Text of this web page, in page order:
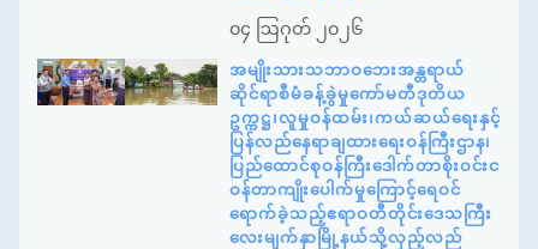
၀၄ ဩဂုတ် ၂၀၂၆
အမျိုးသားသဘာဝဘေးအန္တရာယ်
ဆိုင်ရာစီမံခန့်ခွဲမှုကော်မတီဒုတိယ
ဥက္ကဋ္ဌ၊လူမှုဝန်ထမ်း၊ကယ်ဆယ်ရေးနှင့်
ပြန်လည်နေရာချထားရေးဝန်ကြီးဌာန၊
ပြည်ထောင်စုဝန်ကြီးဒေါက်တာစိုးဝင်းင
ဝန်တာကျိုးပေါက်မှုကြောင့်ရေဝင်
ရောက်ခဲ့သည့်ဧရာဝတီတိုင်းဒေသကြီး
လေးမျက်နှာမြို့နယ်သို့လှည့်လည်